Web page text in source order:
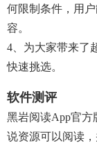
何限制条件，用
容。
4、为大家带来了
快速挑选。
软件测评
黑岩阅读app官方
说资源可以阅读